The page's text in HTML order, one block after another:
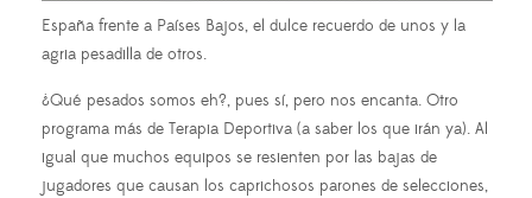
España frente a Países Bajos, el dulce recuerdo de unos y la
agria pesadilla de otros.
¿Qué pesados somos eh?, pues sí, pero nos encanta. Otro
programa más de Terapia Deportiva (a saber los que irán ya). Al
igual que muchos equipos se resienten por las bajas de
jugadores que causan los caprichosos parones de selecciones,